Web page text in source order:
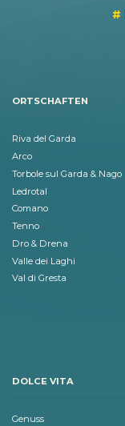
ORTSCHAFTEN
Riva del Garda
Arco
Torbole sul Garda & Nago
Ledrotal
Comano
Tenno
Dro & Drena
Valle dei Laghi
Val di Gresta
DOLCE VITA
Genuss